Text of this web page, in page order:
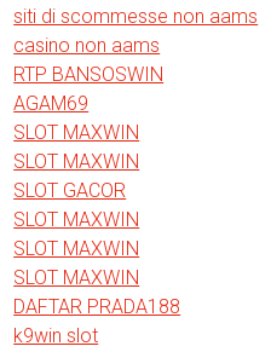
siti di scommesse non aams
casino non aams
RTP BANSOSWIN
AGAM69
SLOT MAXWIN
SLOT MAXWIN
SLOT GACOR
SLOT MAXWIN
SLOT MAXWIN
SLOT MAXWIN
DAFTAR PRADA188
k9win slot